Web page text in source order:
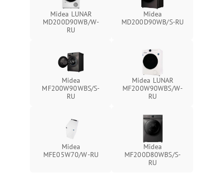
Midea LUNAR
MD200D90WB/W-
RU
Midea
MD200D90WB/S-RU
Midea
MF200W90WBS/S-
RU
Midea LUNAR
MF200W90WBS/W-
RU
Midea
MFE05W70/W-RU
Midea
MF200D80WBS/S-
RU